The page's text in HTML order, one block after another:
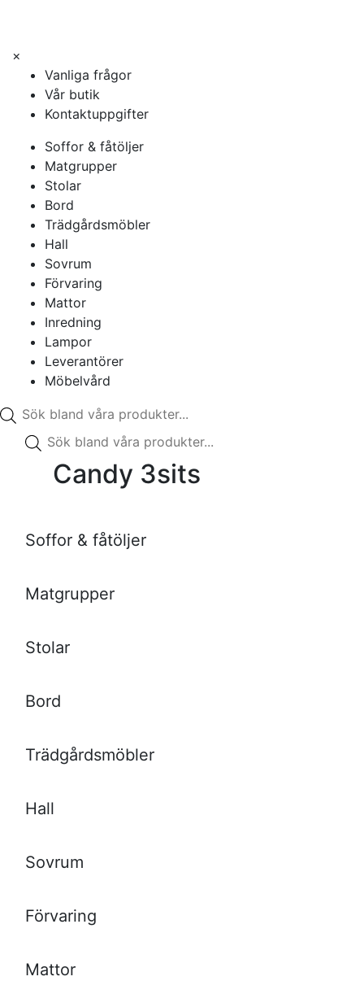
×
Vanliga frågor
Vår butik
Kontaktuppgifter
Soffor & fåtöljer
Matgrupper
Stolar
Bord
Trädgårdsmöbler
Hall
Sovrum
Förvaring
Mattor
Inredning
Lampor
Leverantörer
Möbelvård
Produktsökning
Produktsökning
Candy 3sits
Soffor & fåtöljer
Matgrupper
Stolar
Bord
Trädgårdsmöbler
Hall
Sovrum
Förvaring
Mattor